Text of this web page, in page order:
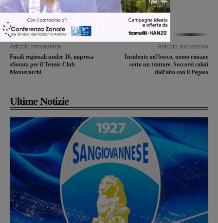
Articolo precedente
Finali regionali under 16, impresa
sfiorata per il Tennis Club
Montevarchi
Articolo successivo
Incidente nel bosco, uomo rimane
sotto un trattore. Soccorsi calati
dall’alto con il Pegaso
Ultime Notizie